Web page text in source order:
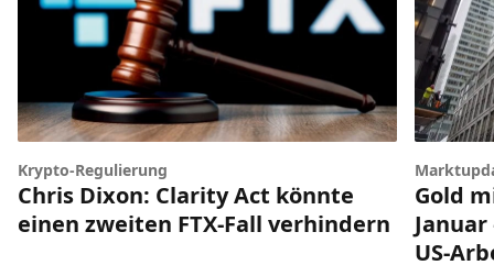
Krypto-Regulierung
Chris Dixon: Clarity Act könnte
einen zweiten FTX-Fall verhindern
Gold
US-